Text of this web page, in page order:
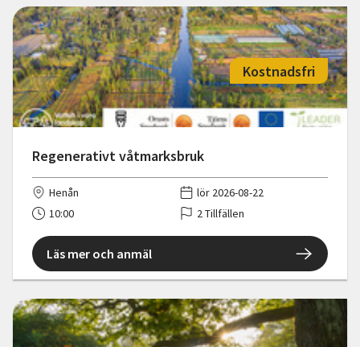
Regenerativt våtmarksbruk
Kostnadsfri
Henån
lör 2026-08-22
10:00
2 Tillfällen
Läs mer och anmäl